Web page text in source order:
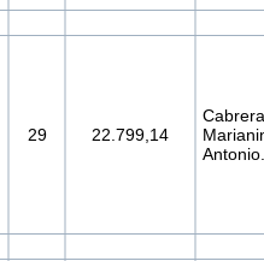
29 22.799,14
Cabrera
Antonio.